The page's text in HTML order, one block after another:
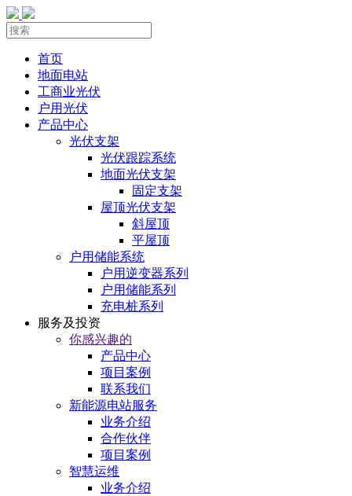
首页
地面电站
工商业光伏
户用光伏
产品中心
光伏支架
光伏跟踪系统
地面光伏支架
固定支架
屋顶光伏支架
斜屋顶
平屋顶
户用储能系统
户用逆变器系列
户用储能系列
充电桩系列
服务及投资
你感兴趣的
产品中心
项目案例
联系我们
新能源电站服务
业务介绍
合作伙伴
项目案例
智慧运维
业务介绍